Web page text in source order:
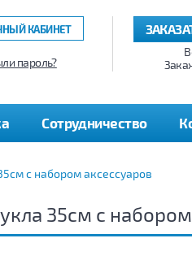
КАБИНЕТ
пароль?
Сотрудничество
с набором аксессуаров
35см с